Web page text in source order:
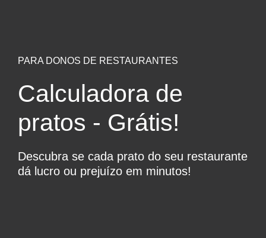
PARA DONOS DE RESTAURANTES
Calculadora de
pratos - Grátis!
Descubra se cada prato do seu restaurante
dá lucro ou prejuízo em minutos!